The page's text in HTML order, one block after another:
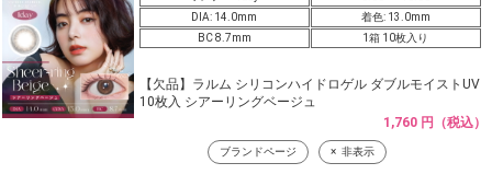
DIA: 14.0mm
着色: 13.0mm
BC 8.7mm
1箱 10枚入り
【欠品】ラルム シリコンハイドロゲル ダブルモイストUV
10枚入 シアーリングベージュ
1,760 円（税込）
ブランドページ 非表示